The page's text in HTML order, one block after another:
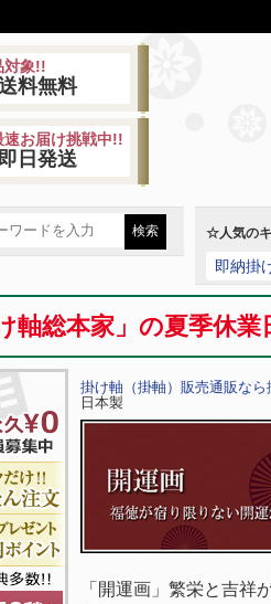
対象!!
料無料
速お届け挑戦中!!
日発送
☆人気の
即納掛
け軸総本家」の夏季休
掛け軸（掛軸）販売通販なら
日本製
「開運画」繁栄と吉祥